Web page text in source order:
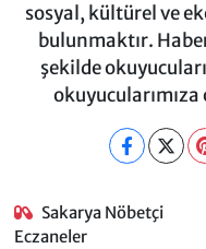
sosyal, kültürel ve
bulunmaktır.
şekilde
Sakarya Nöbetçi
Eczaneler